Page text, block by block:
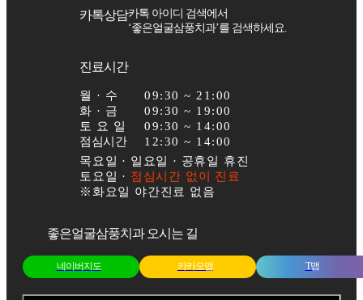
카톡상담카톡 아이디 검색에서
‘좋은얼굴삼풍치과’를 검색하세요.
진료시간
월 · 수
09:30 ~ 21:00
화·금
09:30 ~ 19:00
토요일
09:30 ~ 14:00
점심시간
12:30 ~ 14:00
목요일 · 일요일 · 공휴일 휴진
토요일 · 점심시간 없이 진료
※화요일 야간진료 없음
좋은얼굴삼풍치과 오시는 길
네이버지도 카카오맵 T맵